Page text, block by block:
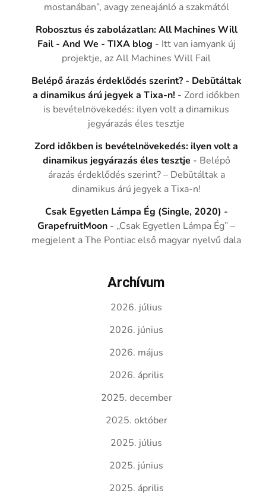
mostanában”, avagy zeneajánló a szakmától
Robosztus és zabolázatlan: All Machines Will
Fail - And We - TIXA blog - Itt van iamyank új
projektje, az All Machines Will Fail
Belépő árazás érdeklődés szerint? - Debütáltak
a dinamikus árú jegyek a Tixa-n! -Zord időkben
is bevételnövekedés: ilyen volt a dinamikus
jegyárazás éles tesztje
Zord időkben is bevételnövekedés: ilyen volt a
dinamikus jegyárazás éles tesztje - Belépő
árazás érdeklődés szerint? – Debütáltak a
dinamikus árú jegyek a Tixa-n!
Csak Egyetlen Lámpa Ég (Single, 2020) -
GrapefruitMoon - „Csak Egyetlen Lámpa Ég” –
megjelent a The Pontiac első magyar nyelvű dala
Archívum
2026. július
2026. június
2026. május
2026. április
2025. december
2025. október
2025. július
2025. június
2025. április